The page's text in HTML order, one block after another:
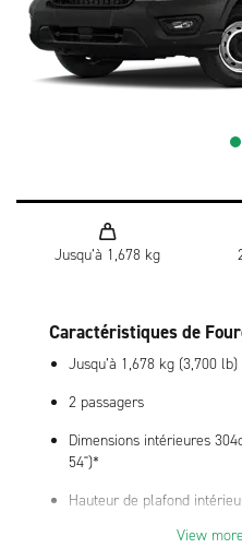
Jusqu’à 1,678 kg
Caractéristiques de
Jusqu’à 1,678 kg (3,700
2 passagers
Dimensions intérieures
54")*
Hauteur de plafond
Option de cloison disponible
View